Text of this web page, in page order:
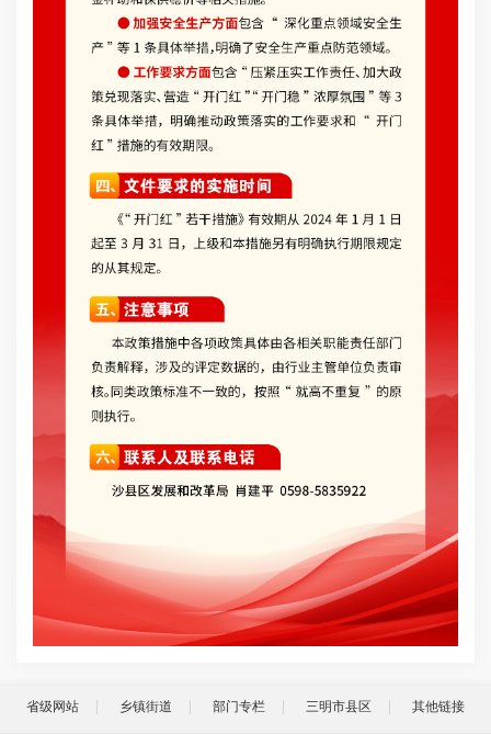
省级网站 乡镇街道 部门专栏 三明市县区 其他链接